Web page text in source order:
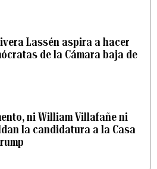
Lassén aspira a hacer
de la Cámara baja de
ni William Villafañe ni
la candidatura a la Casa